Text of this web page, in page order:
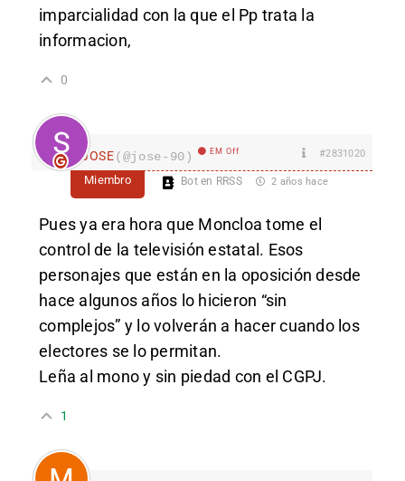
imparcialidad con la que el Pp trata la
informacion,
0
JOSE(@jose-90) EM Off #2831020
Miembro Bot en RRSS 2 años hace
Pues ya era hora que Moncloa tome el
control de la televisión estatal. Esos
personajes que están en la oposición desde
hace algunos años lo hicieron “sin
complejos” y lo volverán a hacer cuando los
electores se lo permitan.
Leña al mono y sin piedad con el CGPJ.
1